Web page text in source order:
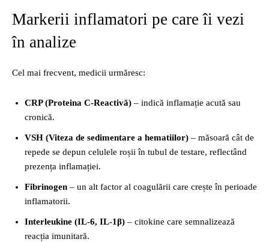
Markerii inflamatori pe care îi vezi
în analize
Cel mai frecvent, medicii urmăresc:
CRP (Proteina C-Reactivă) – indică inflamație acută sau
cronică.
VSH (Viteza de sedimentare a hematiilor) – măsoară cât de
repede se depun celulele roșii în tubul de testare, reflectând
prezența inflamației.
Fibrinogen – un alt factor al coagulării care crește în perioade
inflamatorii.
Interleukine (IL-6, IL-1β) – citokine care semnalizează
reacția imunitară.